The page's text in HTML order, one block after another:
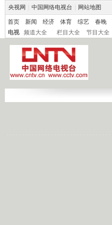
央视网 中国网络电视台 网站地图
首页 新闻 经济 体育 综艺 春晚
电视
频道大全 栏目大全 节目大全